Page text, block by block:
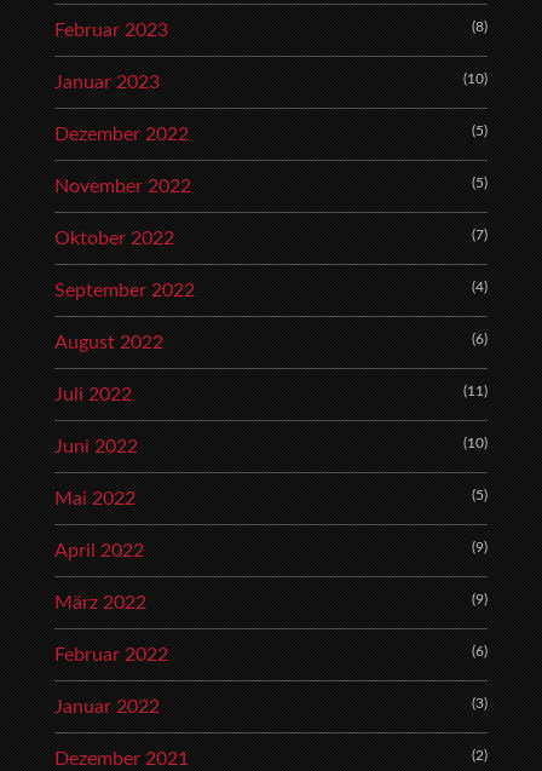
Februar 2023 (8)
Januar 2023 (10)
Dezember 2022 (5)
November 2022 (5)
Oktober 2022 (7)
September 2022 (4)
August 2022 (6)
Juli 2022 (11)
Juni 2022 (10)
Mai 2022 (5)
April 2022 (9)
März 2022 (9)
Februar 2022 (6)
Januar 2022 (3)
Dezember 2021 (2)